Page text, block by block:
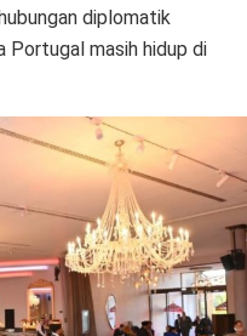
diplomatik
Portugal masih hidup di